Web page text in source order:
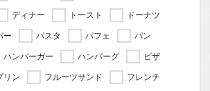
ディナー トースト
ドーナツ
ー パスタ パフェ
パン
ハンバーガー ハンバーグ
ピザ
リン フルーツサンド
フレンチ